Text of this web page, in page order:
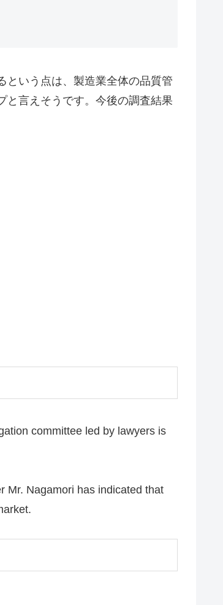
という点は、製造業全体の品質管
と言えそうです。今後の調査結果
committee led by lawyers is
Mr. Nagamori has indicated that